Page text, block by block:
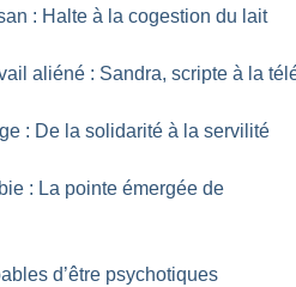
: Halte à la cogestion du lait
aliéné : Sandra, scripte à la
: De la solidarité à la servilité
: La pointe émergée de
d’être psychotiques